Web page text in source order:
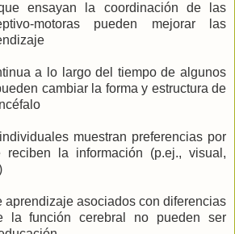
ensayan la coordinación de las
motoras pueden mejorar las
a lo largo del tiempo de algunos
cambiar la forma y estructura de
muestran preferencias por
la información (p.ej., visual,
aprendizaje asociados con diferencias
la función cerebral no pueden ser